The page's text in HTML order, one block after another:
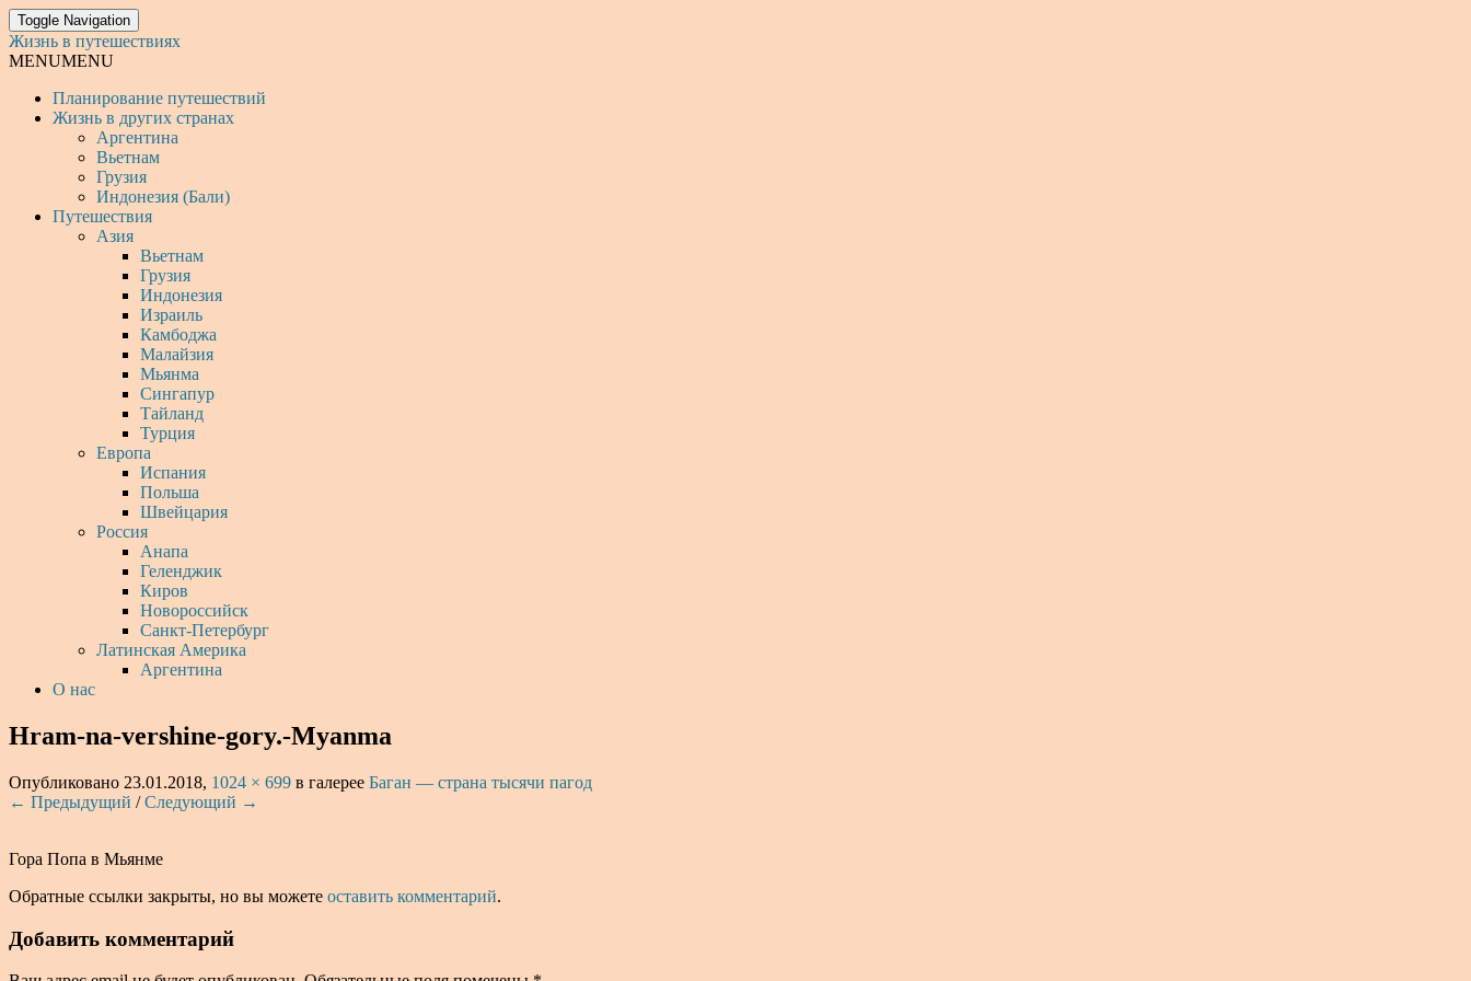
Toggle Navigation
Жизнь в путешествиях
MENUMENU
Планирование путешествий
Жизнь в других странах
Аргентина
Вьетнам
Грузия
Индонезия (Бали)
Путешествия
Азия
Вьетнам
Грузия
Индонезия
Израиль
Камбоджа
Малайзия
Мьянма
Сингапур
Тайланд
Турция
Европа
Испания
Польша
Швейцария
Россия
Анапа
Геленджик
Киров
Новороссийск
Санкт-Петербург
Латинская Америка
Аргентина
О нас
Hram-na-vershine-gory.-Myanma
Опубликовано 23.01.2018, 1024 × 699 в галерее Баган — страна тысячи пагод
← Предыдущий /Следующий →
Гора Попа в Мьянме
Обратные ссылки закрыты, но вы можете оставить комментарий.
Добавить комментарий